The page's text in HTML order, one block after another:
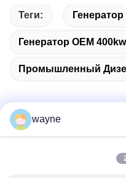
Теги:
Генератор OEM
Промышленный
wayne